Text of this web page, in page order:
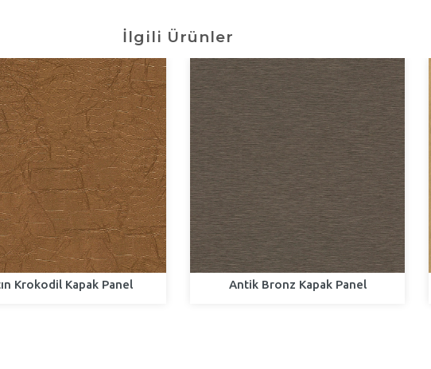
İlgili Ürünler
Krokodil Kapak Panel Antik Bronz Kapak Panel